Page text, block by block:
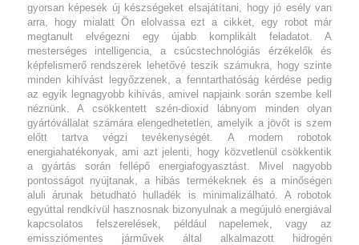
gyorsan képesek új készségeket elsajátítani, hogy jó esély van
arra, hogy mialatt Ön elolvassa ezt a cikket, egy robot már
megtanult elvégezni egy újabb komplikált feladatot. A
mesterséges intelligencia, a csúcstechnológiás érzékelők és
képfelismerő rendszerek lehetővé teszik számukra, hogy szinte
minden kihívást legyőzzenek, a fenntarthatóság kérdése pedig
az egyik legnagyobb kihívás, amivel napjaink során szembe kell
néznünk. A csökkentett szén-dioxid lábnyom minden olyan
gyártóvállalat számára elengedhetetlen, amelyik a jövőt is szem
előtt tartva végzi tevékenységét. A modern robotok
energiahatékonyak, ami azt jelenti, hogy közvetlenül csökkentik
a gyártás során fellépő energiafogyasztást. Mivel nagyobb
pontosságot nyújtanak, a hibás termékeknek és a minőségen
aluli árunak betudható hulladék is minimalizálható. A robotok
egyúttal rendkívül hasznosnak bizonyulnak a megújuló energiával
kapcsolatos felszerelések, például napelemek, vagy az
emissziómentes járművek által alkalmazott hidrogén